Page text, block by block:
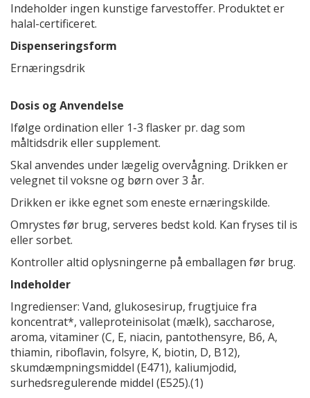
Indeholder ingen kunstige farvestoffer. Produktet er
halal-certificeret.
Dispenseringsform
Ernæringsdrik
Dosis og Anvendelse
Ifølge ordination eller 1-3 flasker pr. dag som
måltidsdrik eller supplement.
Skal anvendes under lægelig overvågning. Drikken er
velegnet til voksne og børn over 3 år.
Drikken er ikke egnet som eneste ernæringskilde.
Omrystes før brug, serveres bedst kold. Kan fryses til is
eller sorbet.
Kontroller altid oplysningerne på emballagen før brug.
Indeholder
Ingredienser: Vand, glukosesirup, frugtjuice fra
koncentrat*, valleproteinisolat (mælk), saccharose,
aroma, vitaminer (C, E, niacin, pantothensyre, B6, A,
thiamin, riboflavin, folsyre, K, biotin, D, B12),
skumdæmpningsmiddel (E471), kaliumjodid,
surhedsregulerende middel (E525).(1)